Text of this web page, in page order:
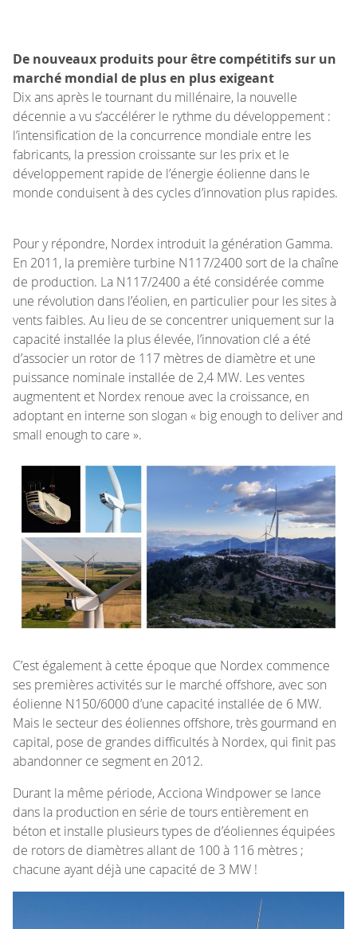
De nouveaux produits pour être compétitifs sur un
marché mondial de plus en plus exigeant
Dix ans après le tournant du millénaire, la nouvelle
décennie a vu s’accélérer le rythme du développement :
l’intensification de la concurrence mondiale entre les
fabricants, la pression croissante sur les prix et le
développement rapide de l’énergie éolienne dans le
monde conduisent à des cycles d’innovation plus rapides.
Pour y répondre, Nordex introduit la génération Gamma.
En 2011, la première turbine N117/2400 sort de la chaîne
de production. La N117/2400 a été considérée comme
une révolution dans l’éolien, en particulier pour les sites à
vents faibles. Au lieu de se concentrer uniquement sur la
capacité installée la plus élevée, l’innovation clé a été
d’associer un rotor de 117 mètres de diamètre et une
puissance nominale installée de 2,4 MW. Les ventes
augmentent et Nordex renoue avec la croissance, en
adoptant en interne son slogan « big enough to deliver and
small enough to care ».
C’est également à cette époque que Nordex commence
ses premières activités sur le marché offshore, avec son
éolienne N150/6000 d’une capacité installée de 6 MW.
Mais le secteur des éoliennes offshore, très gourmand en
capital, pose de grandes difficultés à Nordex, qui finit pas
abandonner ce segment en 2012.
Durant la même période, Acciona Windpower se lance
dans la production en série de tours entièrement en
béton et installe plusieurs types de d’éoliennes équipées
de rotors de diamètres allant de 100 à 116 mètres ;
chacune ayant déjà une capacité de 3 MW !